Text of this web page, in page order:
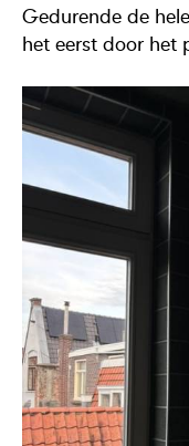
Gedurende de
het eerst door het